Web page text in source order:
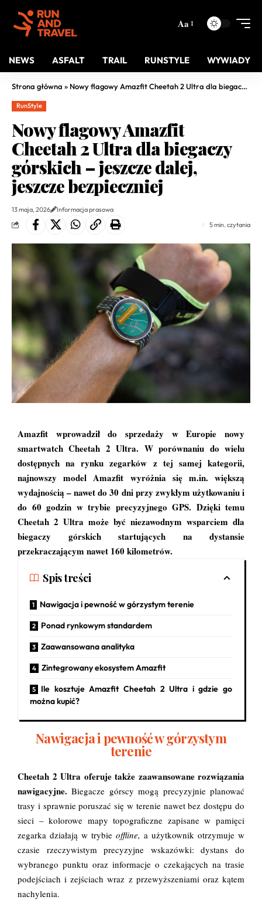
Aa
NEWS ASFALT TRAIL RUNSTYLE WYWIADY
Strona główna » Nowy flagowy Amazfit Cheetah 2 Ultra dla biegaczy górskich – jeszcze dalej, jeszcze bezpieczniej
RunStyle
Nowy flagowy Amazfit
Cheetah 2 Ultra dla biegaczy
górskich – jeszcze dalej,
jeszcze bezpieczniej
13 maja, 2026
Informacja prasowa
5 min. czytania
Amazfit wprowadził do sprzedaży w Europie nowy
smartwatch Cheetah 2 Ultra. W porównaniu do wielu
dostępnych na rynku zegarków z tej samej kategorii,
najnowszy model Amazfit wyróżnia się m.in. większą
wydajnością – nawet do 30 dni przy zwykłym użytkowaniu i
do 60 godzin w trybie precyzyjnego GPS. Dzięki temu
Cheetah 2 Ultra może być niezawodnym wsparciem dla
biegaczy górskich startujących na dystansie
przekraczającym nawet 160 kilometrów.
Spis treści
Nawigacja i pewność w górzystym terenie
Ponad rynkowym standardem
Zaawansowana analityka
Zintegrowany ekosystem Amazfit
Ile kosztuje Amazfit Cheetah 2 Ultra i gdzie go
można kupić?
Nawigacja i pewność w górzystym
terenie
Cheetah 2 Ultra oferuje także zaawansowane rozwiązania
nawigacyjne. Biegacze górscy mogą precyzyjnie planować
trasy i sprawnie poruszać się w terenie nawet bez dostępu do
sieci – kolorowe mapy topograficzne zapisane w pamięci
zegarka działają w trybie offline, a użytkownik otrzymuje w
czasie rzeczywistym precyzyjne wskazówki: dystans do
wybranego punktu oraz informacje o czekających na trasie
podejściach i zejściach wraz z przewyższeniami oraz kątem
nachylenia.